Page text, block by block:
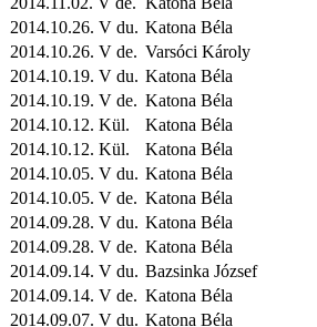
2014.10.26. V du. Katona Béla
2014.10.26. V de. Varsóci Károly
2014.10.19. V du. Katona Béla
2014.10.19. V de. Katona Béla
2014.10.12. Kül. Katona Béla
2014.10.12. Kül. Katona Béla
2014.10.05. V du. Katona Béla
2014.10.05. V de. Katona Béla
2014.09.28. V du. Katona Béla
2014.09.28. V de. Katona Béla
2014.09.14. V du. Bazsinka József
2014.09.14. V de. Katona Béla
2014.09.07. V du. Katona Béla